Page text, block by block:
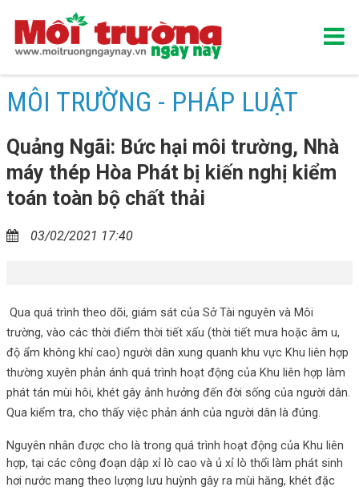
MÔI TRƯỜNG - PHÁP LUẬT
Quảng Ngãi: Bức hại môi trường, Nhà
máy thép Hòa Phát bị kiến nghị kiểm
toán toàn bộ chất thải
03/02/2021 17:40
Qua quá trình theo dõi, giám sát của Sở Tài nguyên và Môi
trường, vào các thời điểm thời tiết xấu (thời tiết mưa hoặc âm u,
độ ẩm không khí cao) người dân xung quanh khu vực Khu liên hợp
thường xuyên phản ánh quá trình hoạt động của Khu liên hợp làm
phát tán mùi hôi, khét gây ảnh hưởng đến đời sống của người dân.
Qua kiểm tra, cho thấy việc phản ánh của người dân là đúng.
Nguyên nhân được cho là trong quá trình hoạt động của Khu liên
hợp, tại các công đoạn dập xỉ lò cao và ủ xỉ lò thổi làm phát sinh
hơi nước mang theo lượng lưu huỳnh gây ra mùi hăng, khét đặc